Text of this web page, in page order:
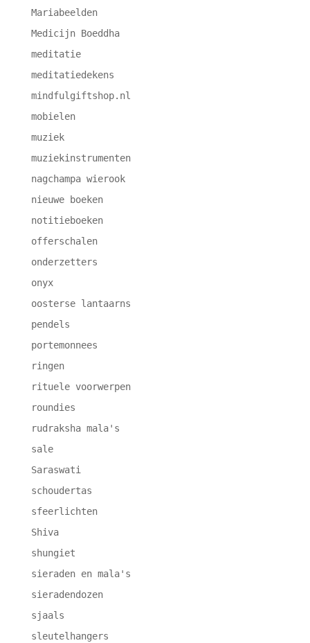
Mariabeelden
Medicijn Boeddha
meditatie
meditatiedekens
mindfulgiftshop.nl
mobielen
muziek
muziekinstrumenten
nagchampa wierook
nieuwe boeken
notitieboeken
offerschalen
onderzetters
onyx
oosterse lantaarns
pendels
portemonnees
ringen
rituele voorwerpen
roundies
rudraksha mala's
sale
Saraswati
schoudertas
sfeerlichten
Shiva
shungiet
sieraden en mala's
sieradendozen
sjaals
sleutelhangers